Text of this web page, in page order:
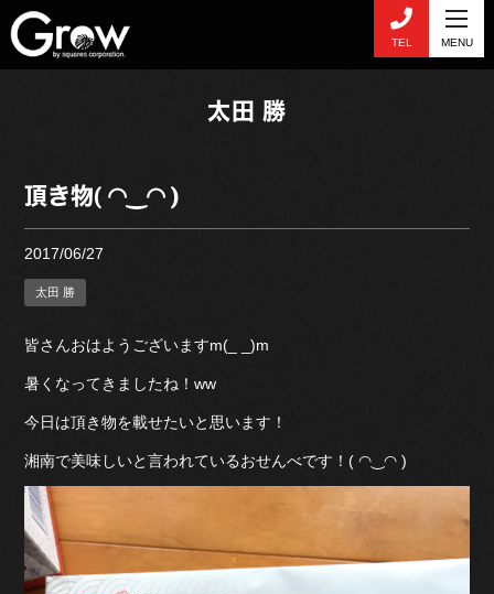
TEL MENU
太田 勝
頂き物( ◠‿◠ )
2017/06/27
太田 勝
皆さんおはようございますm(_ _)m
暑くなってきましたね！ww
今日は頂き物を載せたいと思います！
湘南で美味しいと言われているおせんべです！( ◠‿◠ )